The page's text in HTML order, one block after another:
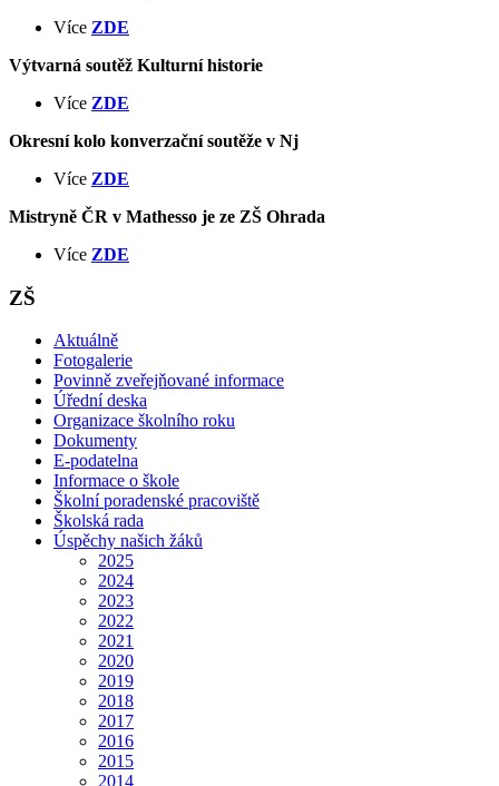
Více ZDE
Výtvarná soutěž Kulturní historie
Více ZDE
Okresní kolo konverzační soutěže v Nj
Více ZDE
Mistryně ČR v Mathesso je ze ZŠ Ohrada
Více ZDE
ZŠ
Aktuálně
Fotogalerie
Povinně zveřejňované informace
Úřední deska
Organizace školního roku
Dokumenty
E-podatelna
Informace o škole
Školní poradenské pracoviště
Školská rada
Úspěchy našich žáků
2025
2024
2023
2022
2021
2020
2019
2018
2017
2016
2015
2014